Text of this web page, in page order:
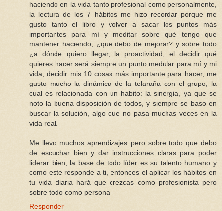
haciendo en la vida tanto profesional como personalmente,
la lectura de los 7 hábitos me hizo recordar porque me
gusto tanto el libro y volver a sacar los puntos más
importantes para mí y meditar sobre qué tengo que
mantener haciendo, ¿qué debo de mejorar? y sobre todo
¿a dónde quiero llegar, la proactividad, el decidir qué
quieres hacer será siempre un punto medular para mí y mi
vida, decidir mis 10 cosas más importante para hacer, me
gusto mucho la dinámica de la telaraña con el grupo, la
cual es relacionada con un habito: la sinergia, ya que se
noto la buena disposición de todos, y siempre se baso en
buscar la solución, algo que no pasa muchas veces en la
vida real.
Me llevo muchos aprendizajes pero sobre todo que debo
de escuchar bien y dar instrucciones claras para poder
liderar bien, la base de todo líder es su talento humano y
como este responde a ti, entonces el aplicar los hábitos en
tu vida diaria hará que crezcas como profesionista pero
sobre todo como persona.
Responder